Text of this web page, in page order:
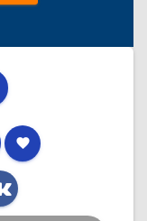
favorite